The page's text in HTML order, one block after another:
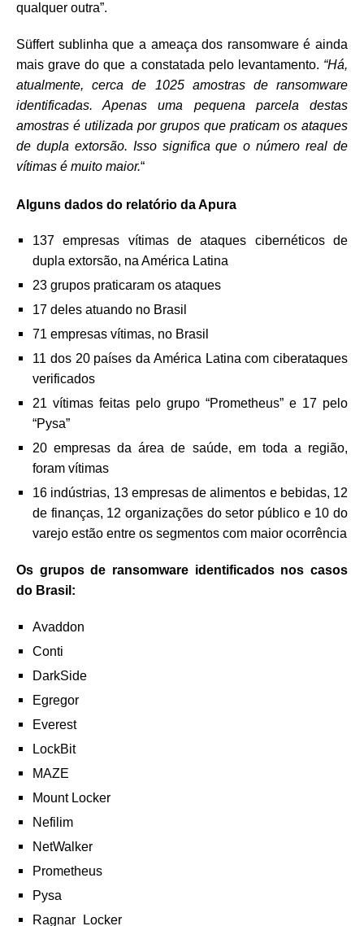
qualquer outra”.
Süffert sublinha que a ameaça dos ransomware é ainda
mais grave do que a constatada pelo levantamento. “Há,
atualmente, cerca de 1025 amostras de ransomware
identificadas. Apenas uma pequena parcela destas
amostras é utilizada por grupos que praticam os ataques
de dupla extorsão. Isso significa que o número real de
vítimas é muito maior.“
Alguns dados do relatório da Apura
137 empresas vítimas de ataques cibernéticos de
dupla extorsão, na América Latina
23 grupos praticaram os ataques
17 deles atuando no Brasil
71 empresas vítimas, no Brasil
11 dos 20 países da América Latina com ciberataques
verificados
21 vítimas feitas pelo grupo “Prometheus” e 17 pelo
“Pysa”
20 empresas da área de saúde, em toda a região,
foram vítimas
16 indústrias, 13 empresas de alimentos e bebidas, 12
de finanças, 12 organizações do setor público e 10 do
varejo estão entre os segmentos com maior ocorrência
Os grupos de ransomware identificados nos casos
do Brasil:
Avaddon
Conti
DarkSide
Egregor
Everest
LockBit
MAZE
Mount Locker
Nefilim
NetWalker
Prometheus
Pysa
Ragnar_Locker